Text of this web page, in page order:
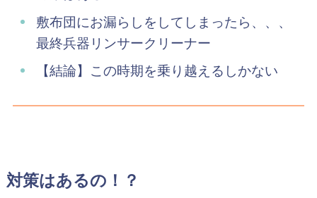
敷布団にお漏らしをしてしまったら、、、
最終兵器リンサークリーナー
【結論】この時期を乗り越えるしかない
対策はあるの！？